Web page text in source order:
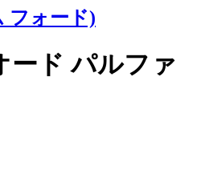
フォード)
ード パルファ